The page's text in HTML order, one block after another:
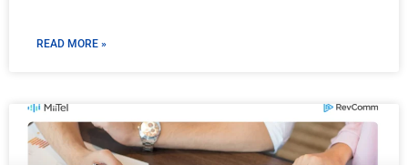
READ MORE »